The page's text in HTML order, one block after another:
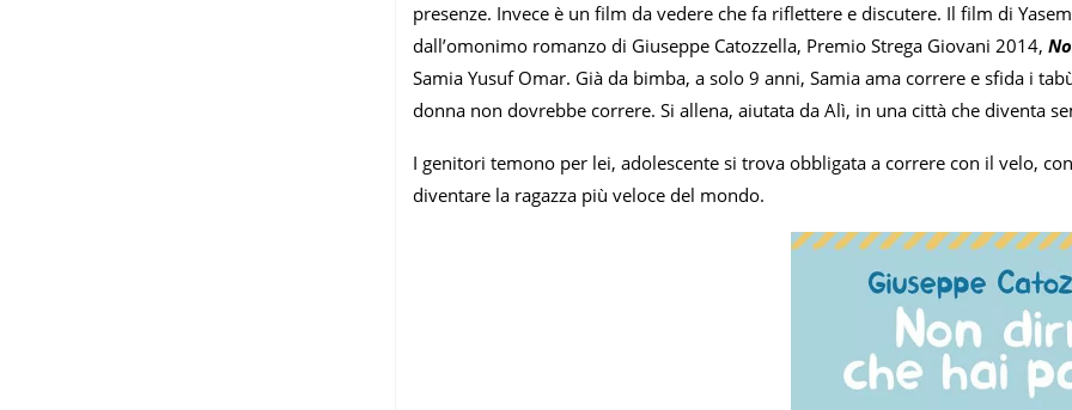
presenze. Invece è un film da vedere che fa riflettere e discutere. Il film di
dall’omonimo romanzo di Giuseppe Catozzella, Premio Strega Giovani 2014,
Samia Yusuf Omar. Già da bimba, a solo 9 anni, Samia ama correre e sfida i
donna non dovrebbe correre. Si allena, aiutata da Alì, in una città che diventa
I genitori temono per lei, adolescente si trova obbligata a correre con il velo,
diventare la ragazza più veloce del mondo.